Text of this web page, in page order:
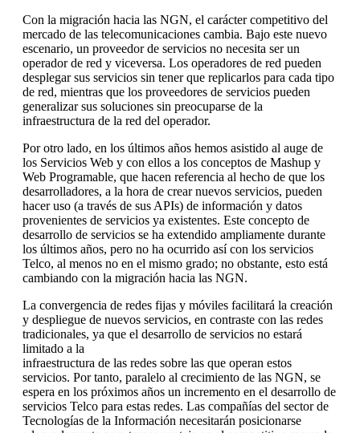
Con la migración hacia las NGN, el carácter competitivo del
mercado de las telecomunicaciones cambia. Bajo este nuevo
escenario, un proveedor de servicios no necesita ser un
operador de red y viceversa. Los operadores de red pueden
desplegar sus servicios sin tener que replicarlos para cada tipo
de red, mientras que los proveedores de servicios pueden
generalizar sus soluciones sin preocuparse de la
infraestructura de la red del operador.
Por otro lado, en los últimos años hemos asistido al auge de
los Servicios Web y con ellos a los conceptos de Mashup y
Web Programable, que hacen referencia al hecho de que los
desarrolladores, a la hora de crear nuevos servicios, pueden
hacer uso (a través de sus APIs) de información y datos
provenientes de servicios ya existentes. Este concepto de
desarrollo de servicios se ha extendido ampliamente durante
los últimos años, pero no ha ocurrido así con los servicios
Telco, al menos no en el mismo grado; no obstante, esto está
cambiando con la migración hacia las NGN.
La convergencia de redes fijas y móviles facilitará la creación
y despliegue de nuevos servicios, en contraste con las redes
tradicionales, ya que el desarrollo de servicios no estará
limitado a la
infraestructura de las redes sobre las que operan estos
servicios. Por tanto, paralelo al crecimiento de las NGN, se
espera en los próximos años un incremento en el desarrollo de
servicios Telco para estas redes. Las compañías del sector de
Tecnologías de la Información necesitarán posicionarse